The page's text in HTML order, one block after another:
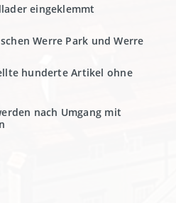
eingeklemmt
Werre Park und Werre
hunderte Artikel ohne
nach Umgang mit